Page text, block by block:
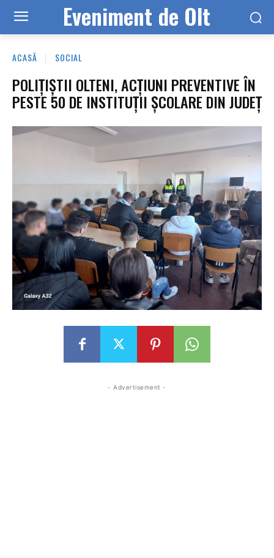
Eveniment de Olt
ACASĂ SOCIAL
POLIȚIȘTII OLTENI, ACȚIUNI PREVENTIVE ÎN
PESTE 50 DE INSTITUȚII ȘCOLARE DIN JUDEȚ
- Advertisement -